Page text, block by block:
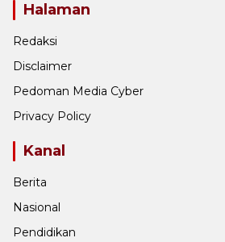
Halaman
Redaksi
Disclaimer
Pedoman Media Cyber
Privacy Policy
Kanal
Berita
Nasional
Pendidikan